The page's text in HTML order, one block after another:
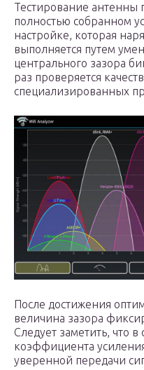
Тестирование антенны
полностью собранном
настройке, которая
выполняется путем
центрального зазора
раз проверяется
специализированных
После достижения
величина зазора
Следует заметить, что в
коэффициента
уверенной передачи